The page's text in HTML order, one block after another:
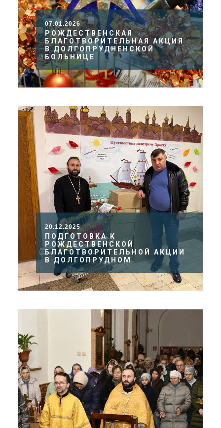
07.01.2026
РОЖДЕСТВЕНСКАЯ
БЛАГОТВОРИТЕЛЬНАЯ АКЦИЯ
В ДОЛГОПРУДНЕНСКОЙ
БОЛЬНИЦЕ
20.12.2025
ПОДГОТОВКА К
РОЖДЕСТВЕНСКОЙ
БЛАГОТВОРИТЕЛЬНОЙ АКЦИИ
В ДОЛГОПРУДНОМ